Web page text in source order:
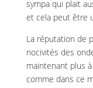
sympa qui plait
et cela peut être
La réputation de
nocivités des
maintenant plus
comme dans ce